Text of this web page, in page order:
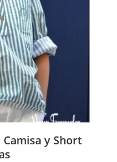
Camisa y Short